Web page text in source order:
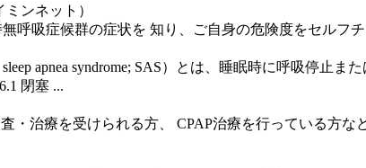
ンネット）
呼吸症候群の症状を 知り、ご自身の危険度をセルフチ
apnea syndrome; SAS）とは、睡眠時に呼吸停止ま
閉塞 ...
・治療を受けられる方、 CPAP治療を行っている方